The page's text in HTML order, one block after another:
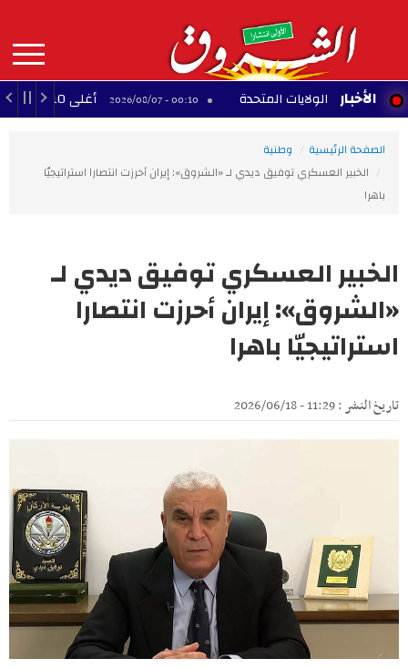
contenu
principal
MAIN
NAVIGATION الأخبار
الولايات المتحدة 00:10 - 2026/08/07 أغلى 10 لاعبين أفارقة عبر التاريخ
الصفحة الرئيسية
وطنية
الخبير العسكري توفيق ديدي لـ «الشروق»: إيران أحرزت انتصارا استراتيجيّا
باهرا
الخبير العسكري توفيق ديدي لـ
«الشروق»: إيران أحرزت انتصارا
استراتيجيّا باهرا
تاريخ النشر : 11:29 - 2026/06/18